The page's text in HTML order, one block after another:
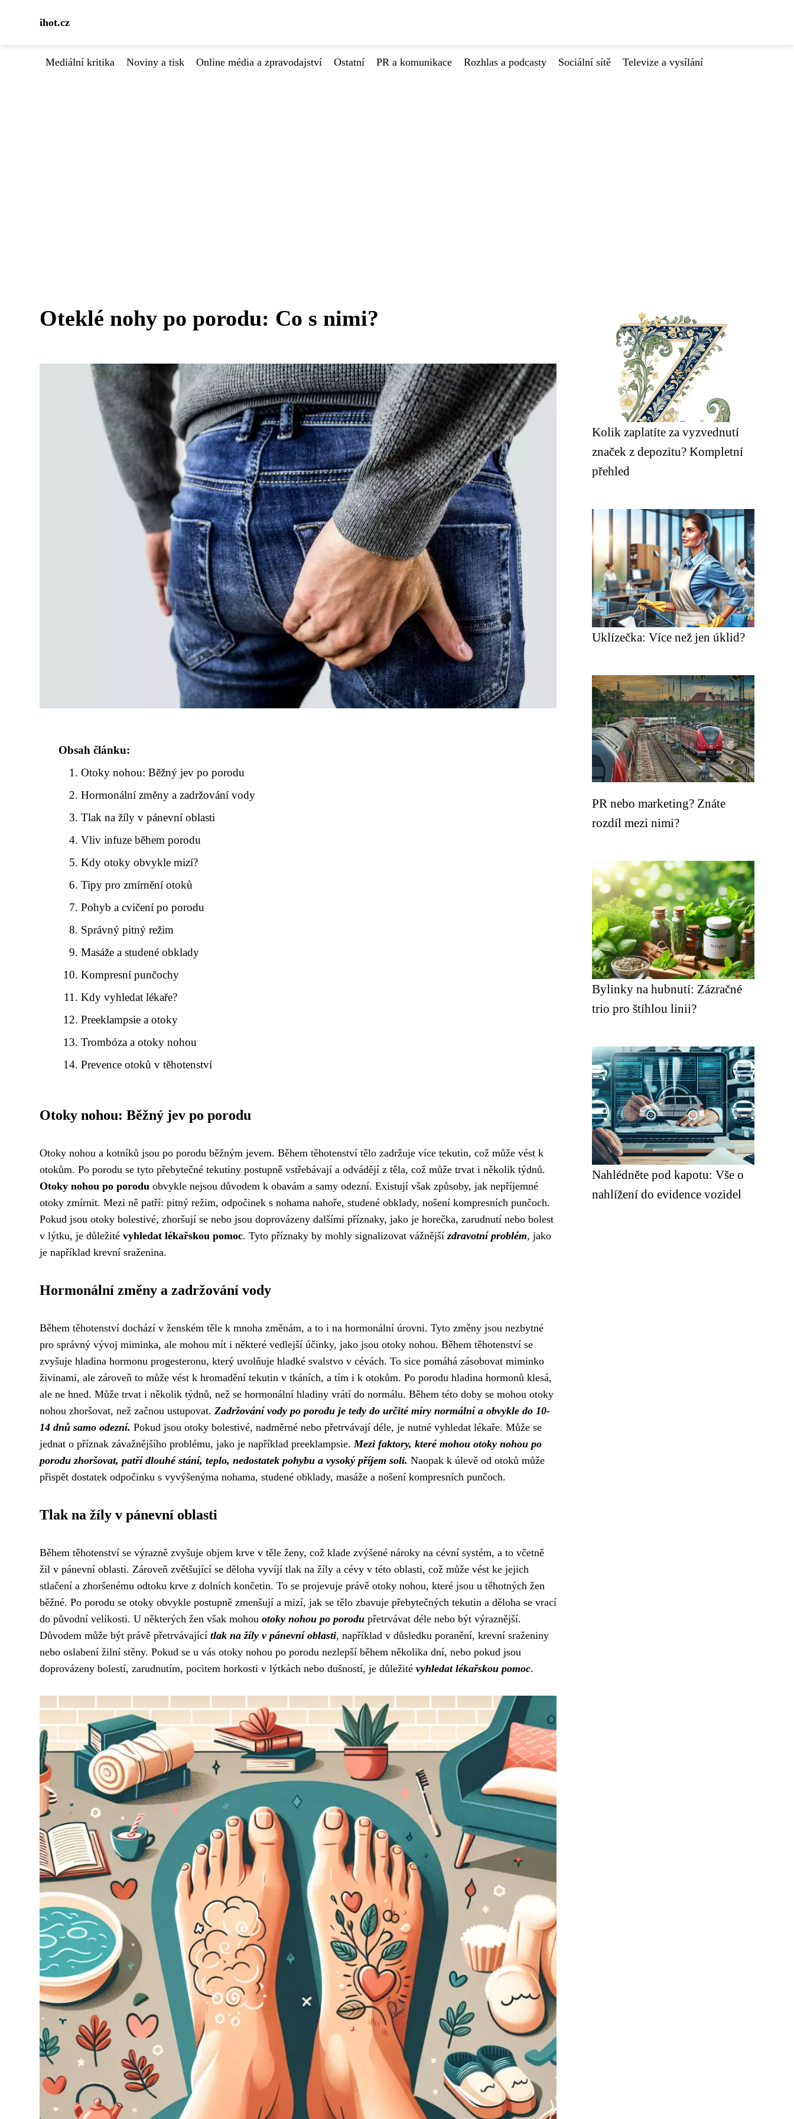
ihot.cz
Mediální kritika Noviny a tisk Online média a zpravodajství Ostatní PR a komunikace Rozhlas a podcasty Sociální sítě Televize a vysílání
Oteklé nohy po porodu: Co s nimi?
Obsah článku:
Otoky nohou: Běžný jev po porodu
Hormonální změny a zadržování vody
Tlak na žíly v pánevní oblasti
Vliv infuze během porodu
Kdy otoky obvykle mizí?
Tipy pro zmírnění otoků
Pohyb a cvičení po porodu
Správný pitný režim
Masáže a studené obklady
Kompresní punčochy
Kdy vyhledat lékaře?
Preeklampsie a otoky
Trombóza a otoky nohou
Prevence otoků v těhotenství
Otoky nohou: Běžný jev po porodu
Otoky nohou a kotníků jsou po porodu běžným jevem. Během těhotenství tělo zadržuje více tekutin, což může vést k
otokům. Po porodu se tyto přebytečné tekutiny postupně vstřebávají a odvádějí z těla, což může trvat i několik týdnů.
Otoky nohou po porodu obvykle nejsou důvodem k obavám a samy odezní. Existují však způsoby, jak nepříjemné
otoky zmírnit. Mezi ně patří: pitný režim, odpočinek s nohama nahoře, studené obklady, nošení kompresních punčoch.
Pokud jsou otoky bolestivé, zhoršují se nebo jsou doprovázeny dalšími příznaky, jako je horečka, zarudnutí nebo bolest
v lýtku, je důležité vyhledat lékařskou pomoc. Tyto příznaky by mohly signalizovat vážnější zdravotní problém, jako
je například krevní sraženina.
Hormonální změny a zadržování vody
Během těhotenství dochází v ženském těle k mnoha změnám, a to i na hormonální úrovni. Tyto změny jsou nezbytné
pro správný vývoj miminka, ale mohou mít i některé vedlejší účinky, jako jsou otoky nohou. Během těhotenství se
zvyšuje hladina hormonu progesteronu, který uvolňuje hladké svalstvo v cévách. To sice pomáhá zásobovat miminko
živinami, ale zároveň to může vést k hromadění tekutin v tkáních, a tím i k otokům. Po porodu hladina hormonů klesá,
ale ne hned. Může trvat i několik týdnů, než se hormonální hladiny vrátí do normálu. Během této doby se mohou otoky
nohou zhoršovat, než začnou ustupovat. Zadržování vody po porodu je tedy do určité míry normální a obvykle do 10-
14 dnů samo odezní. Pokud jsou otoky bolestivé, nadměrné nebo přetrvávají déle, je nutné vyhledat lékaře. Může se
jednat o příznak závažnějšího problému, jako je například preeklampsie. Mezi faktory, které mohou otoky nohou po
porodu zhoršovat, patří dlouhé stání, teplo, nedostatek pohybu a vysoký příjem soli. Naopak k úlevě od otoků může
přispět dostatek odpočinku s vyvýšenýma nohama, studené obklady, masáže a nošení kompresních punčoch.
Tlak na žíly v pánevní oblasti
Během těhotenství se výrazně zvyšuje objem krve v těle ženy, což klade zvýšené nároky na cévní systém, a to včetně
žil v pánevní oblasti. Zároveň zvětšující se děloha vyvíjí tlak na žíly a cévy v této oblasti, což může vést ke jejich
stlačení a zhoršenému odtoku krve z dolních končetin. To se projevuje právě otoky nohou, které jsou u těhotných žen
běžné. Po porodu se otoky obvykle postupně zmenšují a mizí, jak se tělo zbavuje přebytečných tekutin a děloha se vrací
do původní velikosti. U některých žen však mohou otoky nohou po porodu přetrvávat déle nebo být výraznější.
Důvodem může být právě přetrvávající tlak na žíly v pánevní oblasti, například v důsledku poranění, krevní sraženiny
nebo oslabení žilní stěny. Pokud se u vás otoky nohou po porodu nezlepší během několika dní, nebo pokud jsou
doprovázeny bolestí, zarudnutím, pocitem horkosti v lýtkách nebo dušností, je důležité vyhledat lékařskou pomoc.
Kolik zaplatíte za vyzvednutí
značek z depozitu? Kompletní
přehled
Uklízečka: Více než jen úklid?
PR nebo marketing? Znáte
rozdíl mezi nimi?
Bylinky na hubnutí: Zázračné
trio pro štíhlou linii?
Nahlédněte pod kapotu: Vše o
nahlížení do evidence vozidel